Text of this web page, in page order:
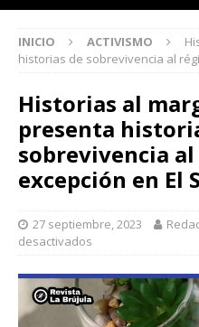
INICIO ACTIVISMO
historias de sobrevivencia al
Historias al
presenta
sobrevivencia
excepción en El
27 septiembre, 2023
desactivados